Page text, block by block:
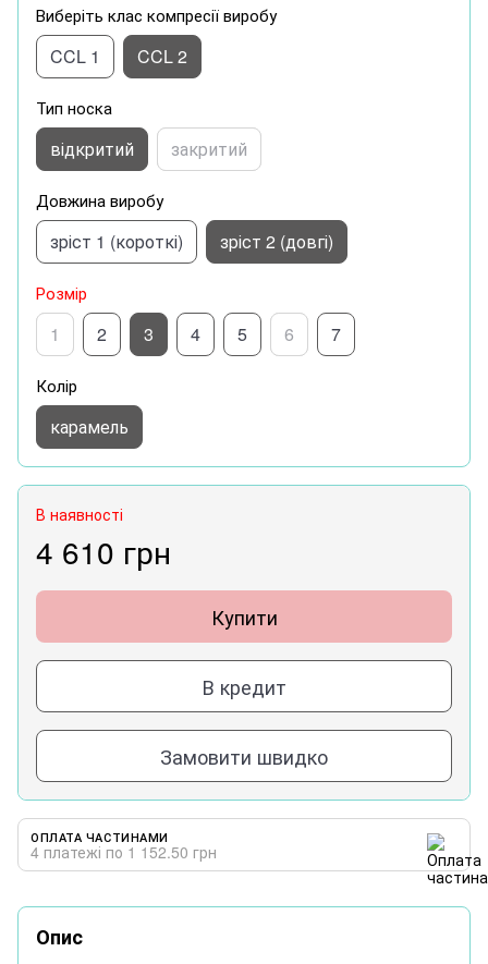
Виберіть клас компресії виробу
CCL 1 CCL 2
Тип носка
відкритий закритий
Довжина виробу
зріст 1 (короткі) зріст 2 (довгі)
Розмір
1 2 3 4 5 6 7
Колір
карамель
В наявності
4 610 грн
Купити
В кредит
Замовити швидко
ОПЛАТА ЧАСТИНАМИ
4 платежі по 1 152.50 грн
Опис